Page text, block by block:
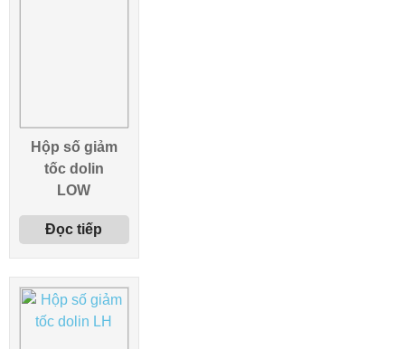
Hộp số giảm
tốc dolin
LOW
Đọc tiếp